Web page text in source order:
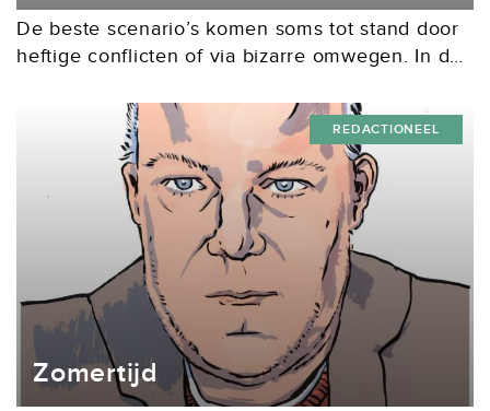
De beste scenario’s komen soms tot stand door
heftige conflicten of via bizarre omwegen. In de
het verhaal achter een tekenfilmserie waar
Zomertijd
REDACTIONEEL